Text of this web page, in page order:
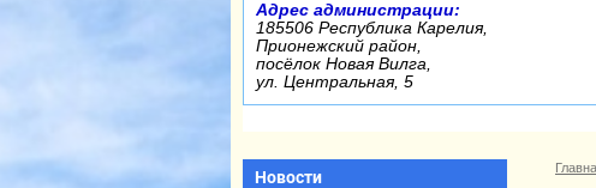
Адрес администрации:
185506 Республика Карелия,
Прионежский район,
посёлок Новая Вилга,
ул. Центральная, 5
Новости